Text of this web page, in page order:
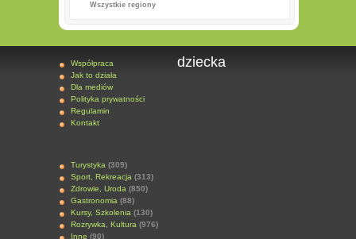
Wszystkie regiony
Współpraca
Jak to działa
Dla mediów
Polityka prywatności
Regulamin
Kontakt
Turystyka (309)
Sport, Rekreacja (313)
Zdrowie, Uroda (850)
Gastronomia (88)
Kursy, Szkolenia (130)
Rozrywka, Kultura (976)
Inne (90)
dziecka